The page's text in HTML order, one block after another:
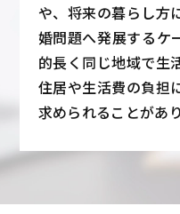
や、将来の暮らし方
婚問題へ発展するケ
的長く同じ地域で生
住居や生活費の負担
求められることがあり